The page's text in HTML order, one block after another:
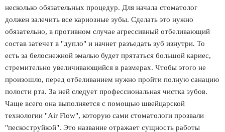
несколько обязательных процедур. Для начала стоматолог
должен залечить все кариозные зубы. Сделать это нужно
обязательно, в противном случае агрессивный отбеливающий
состав затечет в "дупло" и начнет разъедать зуб изнутри. То
есть за белоснежной эмалью будет прятаться большой кариес,
стремительно увеличивающийся в размерах. Чтобы этого не
произошло, перед отбеливанием нужно пройти полную санацию
полости рта. За ней следует профессиональная чистка зубов.
Чаще всего она выполняется с помощью швейцарской
технологии "Air Flow", которую сами стоматологи прозвали
"пескоструйкой". Это название отражает сущность работы